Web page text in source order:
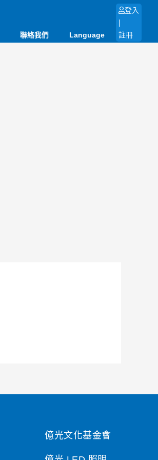
聯絡我們 Language
登入
|
註冊
億光文化基金會